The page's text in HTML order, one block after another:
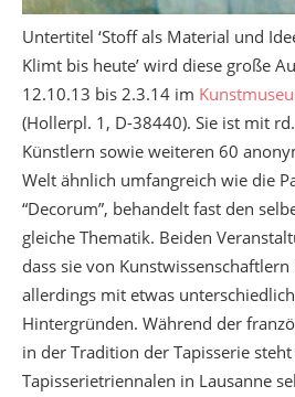
Untertitel ‘Stoff als Material und
Klimt bis heute’ wird diese große
12.10.13 bis 2.3.14 im
(Hollerpl. 1, D-38440). Sie ist mit
Künstlern sowie weiteren 60
Welt ähnlich umfangreich wie die
“Decorum”, behandelt fast den
gleiche Thematik. Beiden
dass sie von
allerdings mit etwas
Hintergründen. Während der
in der Tradition der Tapisserie
Tapisserietriennalen in Lausanne